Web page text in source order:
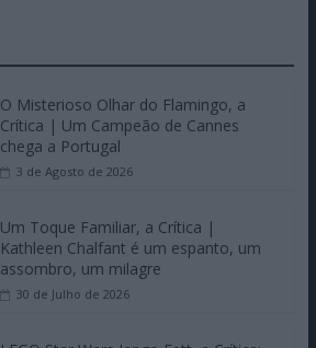
O Misterioso Olhar do Flamingo, a
Crítica | Um Campeão de Cannes
chega a Portugal
3 de Agosto de 2026
Um Toque Familiar, a Crítica |
Kathleen Chalfant é um espanto, um
assombro, um milagre
30 de Julho de 2026